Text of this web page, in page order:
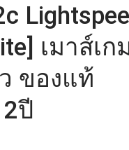
เมาส์เก
ของแท้
ปี